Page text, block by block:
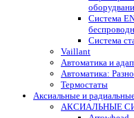
Система
Система
Vaillant
Автоматика и
Автоматика:
Термостаты
Аксиальные и
АКСИАЛЬНЫЕ